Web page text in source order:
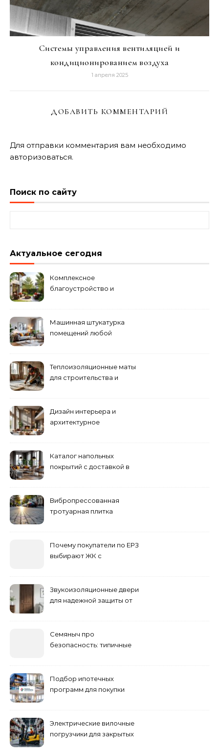
Системы управления вентиляцией и
кондиционированием воздуха
1 апреля 2025
ДОБАВИТЬ КОММЕНТАРИЙ
Для отправки комментария вам необходимо
авторизоваться.
Поиск по сайту
Актуальное сегодня
Комплексное
благоустройство и
Машинная штукатурка
помещений любой
Теплоизоляционные маты
для строительства и
Дизайн интерьера и
архитектурное
Каталог напольных
покрытий с доставкой в
Вибропрессованная
тротуарная плитка
Почему покупатели по ЕРЗ
выбирают ЖК с
Звукоизоляционные двери
для надежной защиты от
Семяныч про
безопасность: типичные
Подбор ипотечных
программ для покупки
Электрические вилочные
погрузчики для закрытых